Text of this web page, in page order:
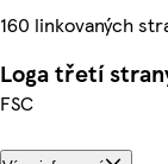
160 linkovaných
Loga třetí
FSC